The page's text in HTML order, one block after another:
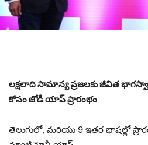
లక్షలాది సామాన్య ప్రజలకు జీవిత
కోసం జోడీ యాప్ ప్రారంభం
తెలుగులో, మరియు 9 ఇతర భాషల్లో